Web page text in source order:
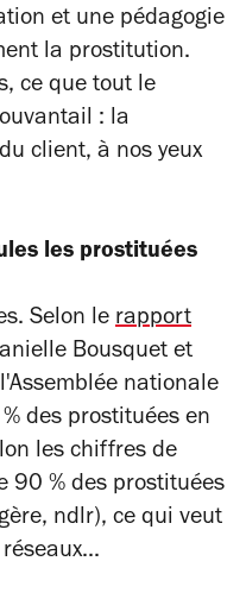
et une pédagogie
la prostitution.
ce que tout le
: la
client, à nos yeux
les prostituées
Selon le rapport
Bousquet et
nationale
des prostituées en
les chiffres de
90 % des prostituées
ndlr), ce qui veut